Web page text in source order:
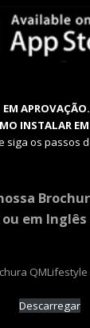
EM APROVAÇÃO.
INSTALAR
siga os passos
ou em Inglês
QMLifestyle
Descarregar